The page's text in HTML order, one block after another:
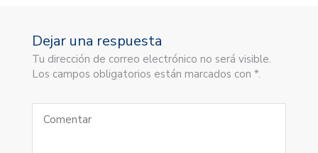
Dejar una respuesta
Tu dirección de correo electrónico no será visible.
Los campos obligatorios están marcados con *.